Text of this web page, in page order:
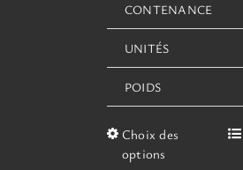
CONTENANCE
UNITÉS
POIDS
Choix des
options
Ce